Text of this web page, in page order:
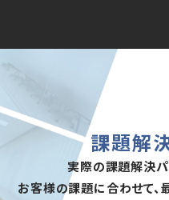
課題解
実際の課題解決パ
お客様の課題に合わせて、